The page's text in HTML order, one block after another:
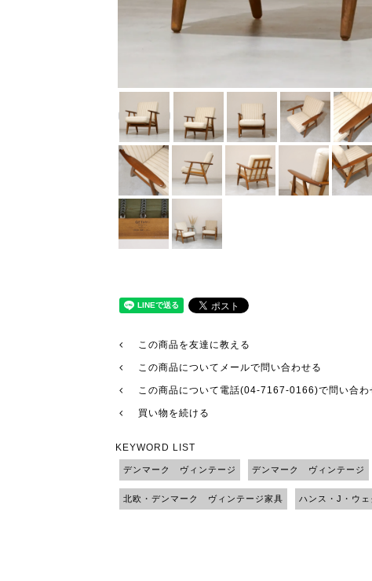
この商品を友達に教える
この商品についてメールで問い合わせる
この商品について電話(04-7167-0166)で問い合わ
買い物を続ける
KEYWORD LIST
デンマーク ヴィンテージ デンマーク ヴィンテージ
北欧・デンマーク ヴィンテージ家具 ハンス・J・ウェ